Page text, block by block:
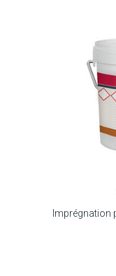
Imprégnation